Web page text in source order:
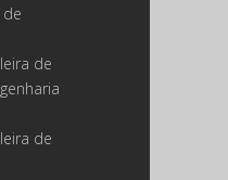
de
de
de